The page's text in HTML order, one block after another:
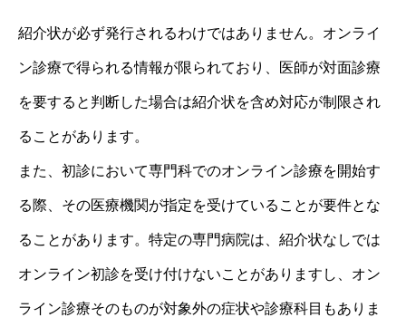
紹介状が必ず発行されるわけではありません。オンライ
ン診療で得られる情報が限られており、医師が対面診療
を要すると判断した場合は紹介状を含め対応が制限され
ることがあります。
また、初診において専門科でのオンライン診療を開始す
る際、その医療機関が指定を受けていることが要件とな
ることがあります。特定の専門病院は、紹介状なしでは
オンライン初診を受け付けないことがありますし、オン
ライン診療そのものが対象外の症状や診療科目もありま